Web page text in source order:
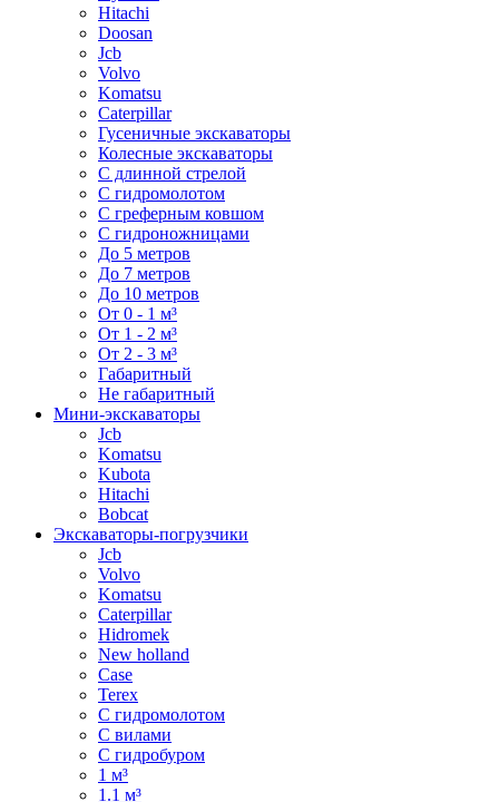
Hitachi
Doosan
Jcb
Volvo
Komatsu
Caterpillar
Гусеничные экскаваторы
Колесные экскаваторы
С длинной стрелой
С гидромолотом
С греферным ковшом
С гидроножницами
До 5 метров
До 7 метров
До 10 метров
От 0 - 1 м³
От 1 - 2 м³
От 2 - 3 м³
Габаритный
Не габаритный
Мини-экскаваторы
Jcb
Komatsu
Kubota
Hitachi
Bobcat
Экскаваторы-погрузчики
Jcb
Volvo
Komatsu
Caterpillar
Hidromek
New holland
Case
Terex
С гидромолотом
С вилами
С гидробуром
1 м³
1.1 м³